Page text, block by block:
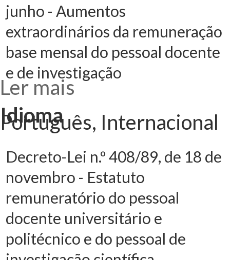
junho - Aumentos
extraordinários da remuneração
base mensal do pessoal docente
e de investigação
Ler mais acerca de
junho -
Aumentos
extraordinários
da remuneração
base mensal do
pessoal docente
e de investigação
Idioma
Português, Internacional
Decreto-Lei n.º 408/89, de 18 de
novembro - Estatuto
remuneratório do pessoal
docente universitário e
politécnico e do pessoal de